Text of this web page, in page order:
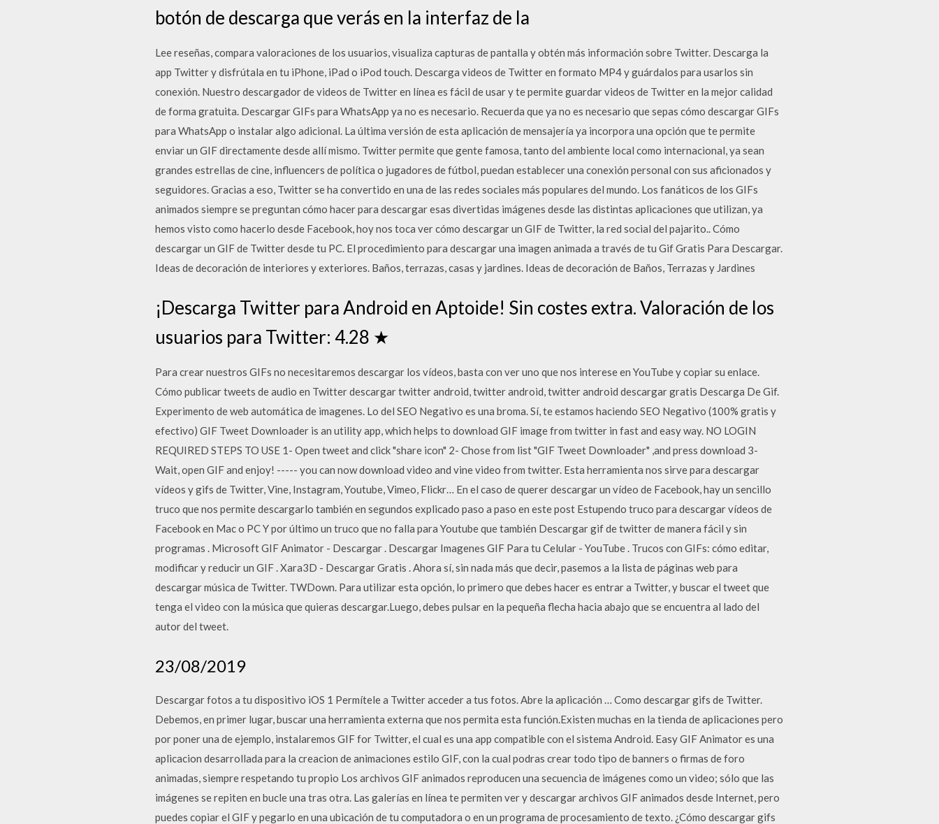
botón de descarga que verás en la interfaz de la
‎Lee reseñas, compara valoraciones de los usuarios, visualiza capturas de pantalla y obtén más información sobre Twitter. Descarga la
app Twitter y disfrútala en tu iPhone, iPad o iPod touch. Descarga videos de Twitter en formato MP4 y guárdalos para usarlos sin
conexión. Nuestro descargador de videos de Twitter en línea es fácil de usar y te permite guardar videos de Twitter en la mejor calidad
de forma gratuita. Descargar GIFs para WhatsApp ya no es necesario. Recuerda que ya no es necesario que sepas cómo descargar GIFs
para WhatsApp o instalar algo adicional. La última versión de esta aplicación de mensajería ya incorpora una opción que te permite
enviar un GIF directamente desde allí mismo. Twitter permite que gente famosa, tanto del ambiente local como internacional, ya sean
grandes estrellas de cine, influencers de política o jugadores de fútbol, puedan establecer una conexión personal con sus aficionados y
seguidores. Gracias a eso, Twitter se ha convertido en una de las redes sociales más populares del mundo. Los fanáticos de los GIFs
animados siempre se preguntan cómo hacer para descargar esas divertidas imágenes desde las distintas aplicaciones que utilizan, ya
hemos visto como hacerlo desde Facebook, hoy nos toca ver cómo descargar un GIF de Twitter, la red social del pajarito.. Cómo
descargar un GIF de Twitter desde tu PC. El procedimiento para descargar una imagen animada a través de tu Gif Gratis Para Descargar.
Ideas de decoración de interiores y exteriores. Baños, terrazas, casas y jardines. Ideas de decoración de Baños, Terrazas y Jardines
¡Descarga Twitter para Android en Aptoide! Sin costes extra. Valoración de los
usuarios para Twitter: 4.28 ★
Para crear nuestros GIFs no necesitaremos descargar los vídeos, basta con ver uno que nos interese en YouTube y copiar su enlace.
Cómo publicar tweets de audio en Twitter descargar twitter android, twitter android, twitter android descargar gratis Descarga De Gif.
Experimento de web automática de imagenes. Lo del SEO Negativo es una broma. Sí, te estamos haciendo SEO Negativo (100% gratis y
efectivo) GIF Tweet Downloader is an utility app, which helps to download GIF image from twitter in fast and easy way. NO LOGIN
REQUIRED STEPS TO USE 1- Open tweet and click "share icon" 2- Chose from list "GIF Tweet Downloader" ,and press download 3-
Wait, open GIF and enjoy! ----- you can now download video and vine video from twitter. Esta herramienta nos sirve para descargar
vídeos y gifs de Twitter, Vine, Instagram, Youtube, Vimeo, Flickr… En el caso de querer descargar un vídeo de Facebook, hay un sencillo
truco que nos permite descargarlo también en segundos explicado paso a paso en este post Estupendo truco para descargar vídeos de
Facebook en Mac o PC Y por último un truco que no falla para Youtube que también Descargar gif de twitter de manera fácil y sin
programas . Microsoft GIF Animator - Descargar . Descargar Imagenes GIF Para tu Celular - YouTube . Trucos con GIFs: cómo editar,
modificar y reducir un GIF . Xara3D - Descargar Gratis . Ahora sí, sin nada más que decir, pasemos a la lista de páginas web para
descargar música de Twitter. TWDown. Para utilizar esta opción, lo primero que debes hacer es entrar a Twitter, y buscar el tweet que
tenga el video con la música que quieras descargar.Luego, debes pulsar en la pequeña flecha hacia abajo que se encuentra al lado del
autor del tweet.
23/08/2019
Descargar fotos a tu dispositivo iOS 1 Permítele a Twitter acceder a tus fotos. Abre la aplicación … Como descargar gifs de Twitter.
Debemos, en primer lugar, buscar una herramienta externa que nos permita esta función.Existen muchas en la tienda de aplicaciones pero
por poner una de ejemplo, instalaremos GIF for Twitter, el cual es una app compatible con el sistema Android. Easy GIF Animator es una
aplicacion desarrollada para la creacion de animaciones estilo GIF, con la cual podras crear todo tipo de banners o firmas de foro
animadas, siempre respetando tu propio Los archivos GIF animados reproducen una secuencia de imágenes como un video; sólo que las
imágenes se repiten en bucle una tras otra. Las galerías en línea te permiten ver y descargar archivos GIF animados desde Internet, pero
puedes copiar el GIF y pegarlo en una ubicación de tu computadora o en un programa de procesamiento de texto. ¿Cómo descargar gifs